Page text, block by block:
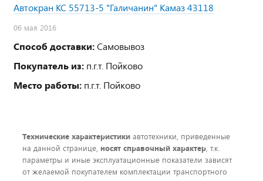
Автокран КС 55713-5 "Галичанин" Камаз 43118
06 мая 2016
Способ доставки:Самовывоз
Покупатель из: п.г.т. Пойково
Место работы: п.г.т. Пойково
Технические характеристики автотехники, приведенные
на данной странице, носят справочный характер, т.к.
параметры и иные эксплуатационные показатели зависят
от желаемой покупателем комплектации транспортного